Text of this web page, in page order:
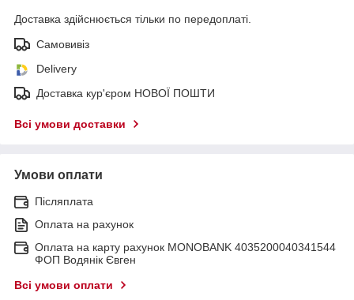
Доставка здійснюється тільки по передоплаті.
Самовивіз
Delivery
Доставка кур'єром НОВОЇ ПОШТИ
Всі умови доставки
Умови оплати
Післяплата
Оплата на рахунок
Оплата на карту рахунок MONOBANK 4035200040341544
ФОП Водянік Євген
Всі умови оплати